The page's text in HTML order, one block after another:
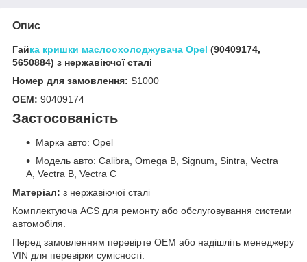
Опис
Гайка кришки маслоохолоджувача Opel (90409174,
5650884) з нержавіючої сталі
Номер для замовлення: S1000
OEM: 90409174
Застосованість
Марка авто: Opel
Модель авто: Calibra, Omega B, Signum, Sintra, Vectra
A, Vectra B, Vectra C
Матеріал: з нержавіючої сталі
Комплектуюча ACS для ремонту або обслуговування системи
автомобіля.
Перед замовленням перевірте OEM або надішліть менеджеру
VIN для перевірки сумісності.